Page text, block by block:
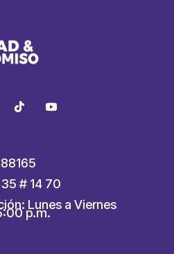
# 14 70
Lunes a Viernes
p.m.